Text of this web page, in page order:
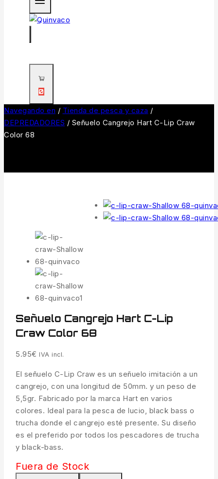
0
Navegando en / Tienda de pesca y caza /
DEPREDADORES / Señuelo Cangrejo Hart C-Lip Craw
Color 68
Señuelo Cangrejo Hart C-Lip
Craw Color 68
5.95€ IVA incl.
El señuelo C-Lip Craw es un señuelo imitación a un
cangrejo, con una longitud de 50mm. y un peso de
5,5gr. Fabricado por la marca Hart en varios
colores. Ideal para la pesca de lucio, black bass o
trucha donde el cangrejo esté presente. Su diseño
es el preferido por todos los pescadores de trucha
y black-bass.
Fuera de Stock